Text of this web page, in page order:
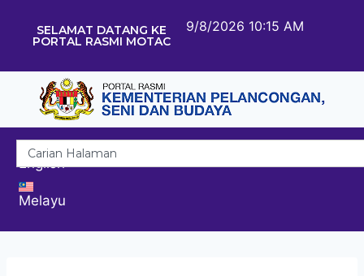
SELAMAT DATANG KE
PORTAL RASMI MOTAC
9/8/2026 10:15 AM
English
Melayu